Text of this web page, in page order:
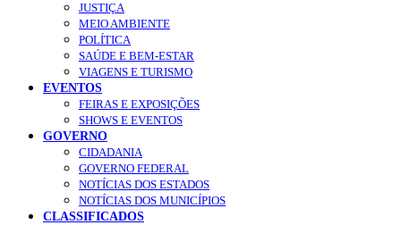
JUSTIÇA
MEIO AMBIENTE
POLÍTICA
SAÚDE E BEM-ESTAR
VIAGENS E TURISMO
EVENTOS
FEIRAS E EXPOSIÇÕES
SHOWS E EVENTOS
GOVERNO
CIDADANIA
GOVERNO FEDERAL
NOTÍCIAS DOS ESTADOS
NOTÍCIAS DOS MUNICÍPIOS
CLASSIFICADOS